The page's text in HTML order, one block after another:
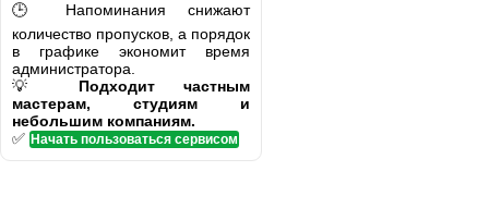
🕒 Напоминания снижают
количество пропусков, а порядок
в графике экономит время
администратора.
💡 Подходит частным
мастерам, студиям и
небольшим компаниям.
✅ Начать пользоваться сервисом